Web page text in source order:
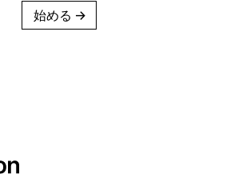
始める →